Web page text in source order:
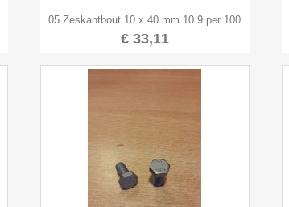

05 Zeskantbout 10 x 40 mm 10.9 per 100
€ 33,11